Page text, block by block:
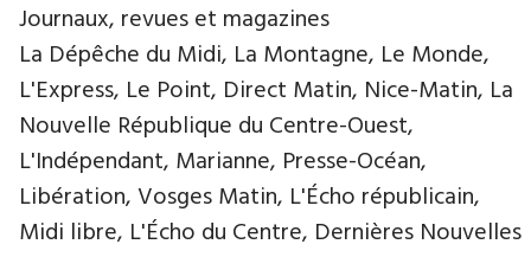
Journaux, revues et magazines
La Dépêche du Midi, La Montagne, Le Monde,
L'Express, Le Point, Direct Matin, Nice-Matin, La
Nouvelle République du Centre-Ouest,
L'Indépendant, Marianne, Presse-Océan,
Libération, Vosges Matin, L'Écho républicain,
Midi libre, L'Écho du Centre, Dernières Nouvelles